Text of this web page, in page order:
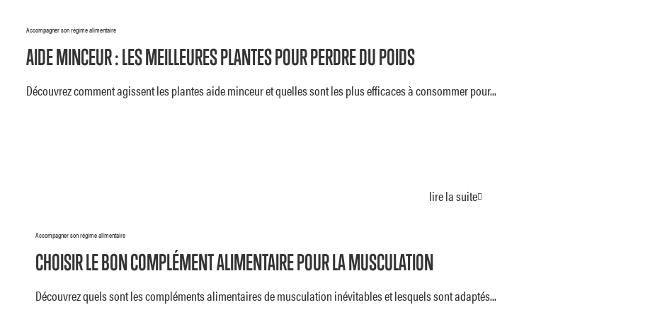
Accompagner son régime alimentaire
AIDE MINCEUR : LES MEILLEURES PLANTES POUR PERDRE DU POIDS
Découvrez comment agissent les plantes aide minceur et quelles sont les plus efficaces à consommer pour...
lire la suite
Accompagner son régime alimentaire
CHOISIR LE BON COMPLÉMENT ALIMENTAIRE POUR LA MUSCULATION
Découvrez quels sont les compléments alimentaires de musculation inévitables et lesquels sont adaptés...